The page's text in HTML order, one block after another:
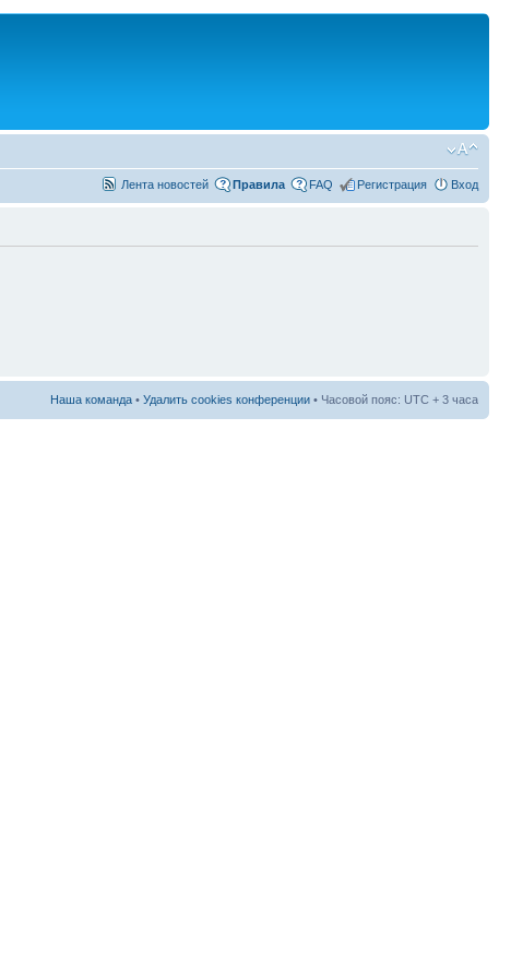
Лента новостей Правила FAQ Регистрация Вход
Наша команда • Удалить cookies конференции • Часовой пояс: UTC + 3 часа